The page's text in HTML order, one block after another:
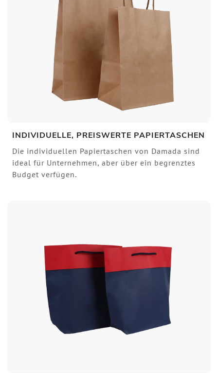
INDIVIDUELLE, PREISWERTE PAPIERTASCHEN
Die individuellen Papiertaschen von Damada sind
ideal für Unternehmen, aber über ein begrenztes
Budget verfügen.